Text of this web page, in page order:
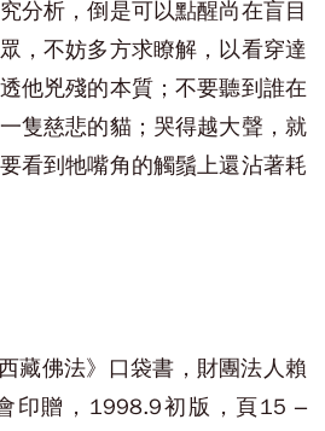
分析，倒是可以點醒尚在盲目
，不妨多方求瞭解，以看穿達
他兇殘的本質；不要聽到誰在
隻慈悲的貓；哭得越大聲，就
看到牠嘴角的觸鬚上還沾著耗
藏佛法》口袋書，財團法人賴
印贈，1998.9初版，頁15 –